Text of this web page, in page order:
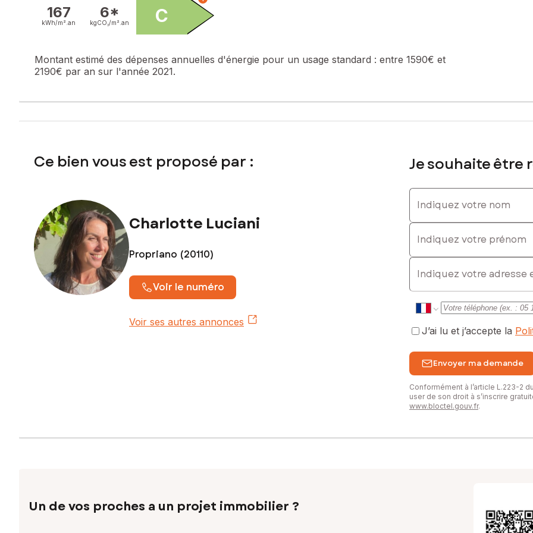
Les informations sur les risques auxquels ce bien est exposé sont disponibles sur le site Géorisques : www.georisques.gouv.fr
Prix de vente : 210 000 €
Contactez votre conseiller SAFTI : Charlotte LUCIANI, Tél. : 0618370427, E-mail : c.luciani@safti.fr - EI - Agent commercial
167
kWh/m². an
6*
kgCO₂/m². an C
Montant estimé des dépenses annuelles d'énergie pour un usage standard : entre 1590€ et
2190€ par an sur l'année 2021.
Ce bien vous est proposé par :
Charlotte Luciani
Propriano (20110)
Voir le numéro
Voir ses autres annonces
Je souhaite être
Indiquez votre nom
Indiquez votre prénom
E-mail
J’ai lu et j’accepte la
Envoyer ma demande
Conformément à l’article L.223-2
user de son droit à s’inscrire
www.bloctel.gouv.fr.
Un de vos proches a un projet immobilier ?